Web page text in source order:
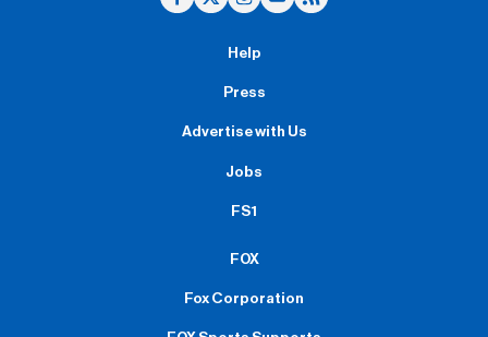
Help
Press
Advertise with Us
Jobs
FS1
FOX
Fox Corporation